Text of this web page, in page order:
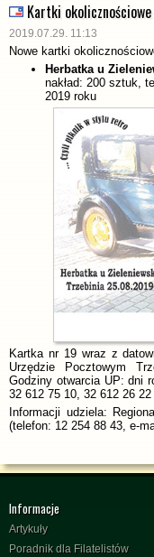
Kartki
2019.07.29. 11:13
Nowe kartki
Herbatka u
nakład: 200 sztuk,
2019 roku
Kartka nr 19 wraz z
Urzędzie Pocztowym
Godziny otwarcia UP: dni
32 612 75 10, 32 612 26
Informacji udziela:
(telefon: 12 254 88 43, e-
Informacje
Artykuły
Poradnik dla Filatelistów